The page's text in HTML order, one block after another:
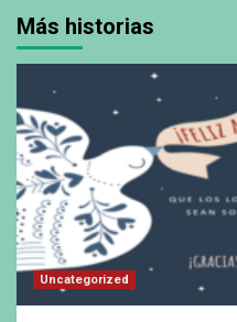
Más historias
Uncategorized